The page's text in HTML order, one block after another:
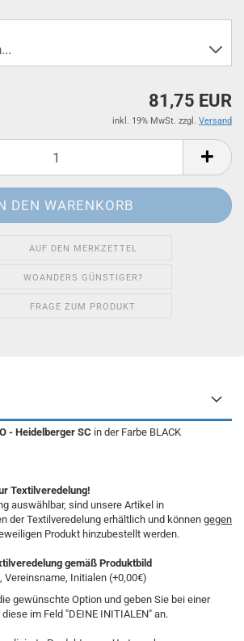
81,75 EUR
inkl. 19% MwSt. zzgl. Versand
AUF DEN MERKZETTEL
WOANDERS GÜNSTIGER?
FRAGE ZUM PRODUKT
- Heidelberger SC in der Farbe BLACK
Textilveredelung!
auswählbar, sind unsere Artikel in
der Textilveredelung erhältlich und können gegen
Produkt hinzubestellt werden.
gemäß Produktbild
Vereinsname, Initialen (+0,00€)
gewünschte Option und geben Sie bei einer
im Feld "DEINE INITIALEN" an.